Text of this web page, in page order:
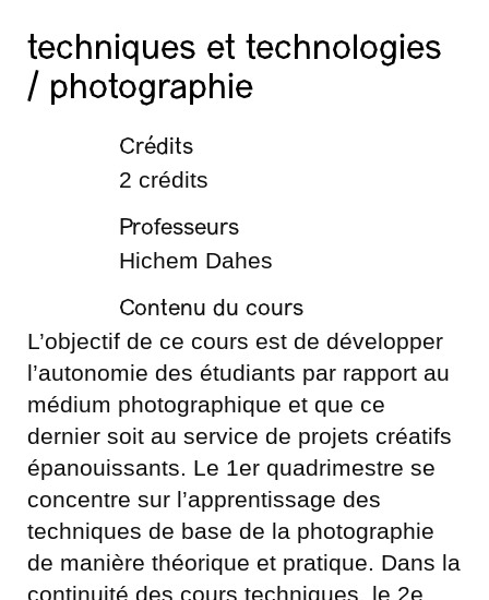
techniques et technologies
/ photographie
Crédits
2 crédits
Professeurs
Hichem Dahes
Contenu du cours
L’objectif de ce cours est de développer
l’autonomie des étudiants par rapport au
médium photographique et que ce
dernier soit au service de projets créatifs
épanouissants. Le 1er quadrimestre se
concentre sur l’apprentissage des
techniques de base de la photographie
de manière théorique et pratique. Dans la
continuité des cours techniques, le 2e